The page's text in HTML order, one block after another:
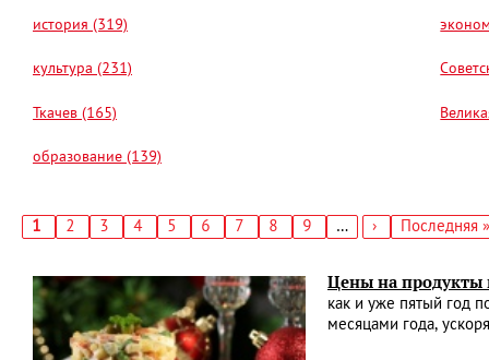
история (319)
культура (231)
Ткачев (165)
образование (139)
Текущая
1 Страница
2 Страница
3 Страница
4 Страница
5 Страница
6 Страница
7 Страница
8 Страница
9 …
Следующая
›
Последняя
Последняя »
Цены на продукты
как и уже пятый год
месяцами года,